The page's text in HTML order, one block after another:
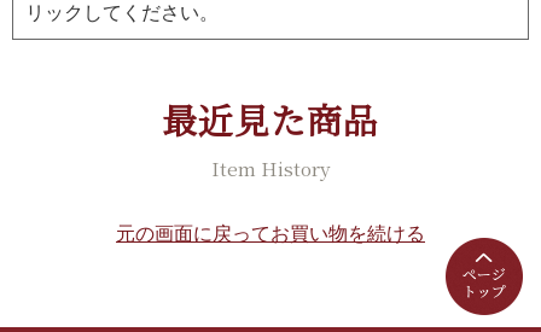
リックしてください。
最近見た商品
Item History
元の画面に戻ってお買い物を続ける